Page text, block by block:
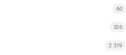
60
326
2 319